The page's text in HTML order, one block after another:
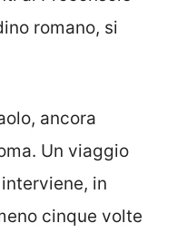
romano, si
ancora
Un viaggio
in
cinque volte